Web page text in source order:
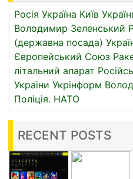
Росія Україна Київ
Володимир Зеленський
(державна посада)
Європейський Союз
літальний апарат
України Укрінформ
Поліція. НАТО
RECENT POSTS